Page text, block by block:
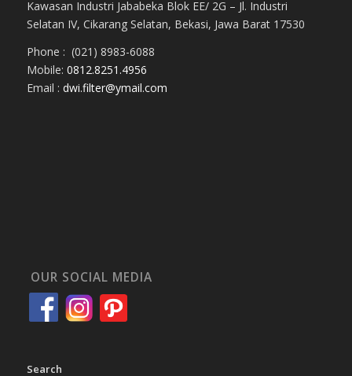
Kawasan Industri Jababeka Blok EE/ 2G – Jl. Industri
Selatan IV, Cikarang Selatan, Bekasi, Jawa Barat 17530
Phone : (021) 8983-6088
Mobile: 0812.8251.4956
Email : dwi.filter@ymail.com
OUR SOCIAL MEDIA
Search